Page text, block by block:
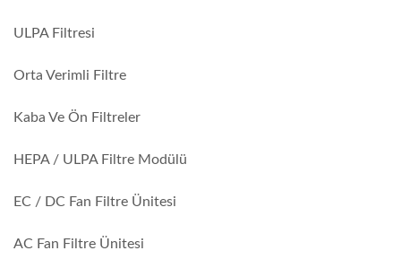
ULPA Filtresi
Orta Verimli Filtre
Kaba Ve Ön Filtreler
HEPA / ULPA Filtre Modülü
EC / DC Fan Filtre Ünitesi
AC Fan Filtre Ünitesi